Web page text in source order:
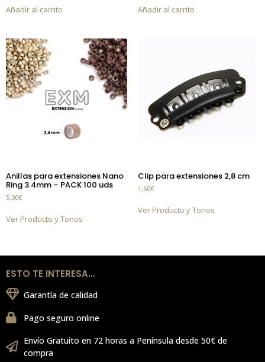
Añadir al carrito Añadir al carrito
Anillas para extensiones Nano
Ring 3.4mm – PACK 100 uds
5,00€
Ver Producto y Tonos
Clip para extensiones 2,8 cm
1,60€
Ver Producto y Tonos
ESTO TE INTERESA…
Garantía de calidad
Pago seguro online
Envío Gratuito en 72 horas a Península desde 50€ de
compra